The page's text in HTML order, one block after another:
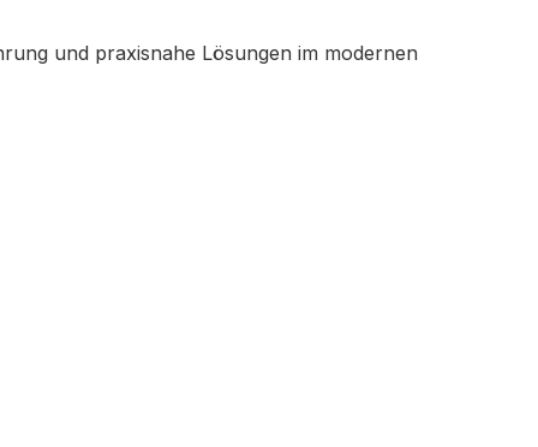
und praxisnahe Lösungen im modernen